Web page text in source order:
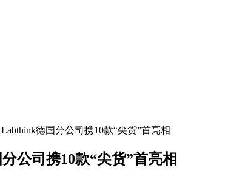
Labthink德国分公司携10款“尖货”首亮相
公司携10款“尖货”首亮相